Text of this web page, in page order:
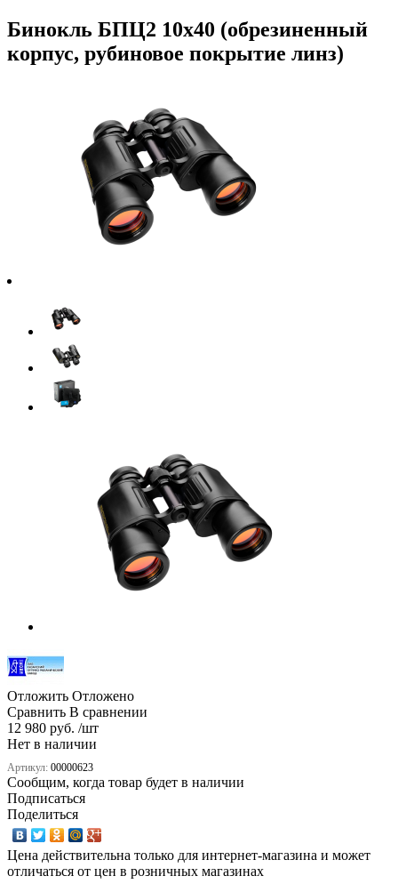
Бинокль БПЦ2 10x40 (обрезиненный
корпус, рубиновое покрытие линз)
Отложить Отложено
Сравнить В сравнении
12 980 руб. /шт
Нет в наличии
Артикул: 00000623
Сообщим, когда товар будет в наличии
Подписаться
Поделиться
Цена действительна только для интернет-магазина и может
отличаться от цен в розничных магазинах